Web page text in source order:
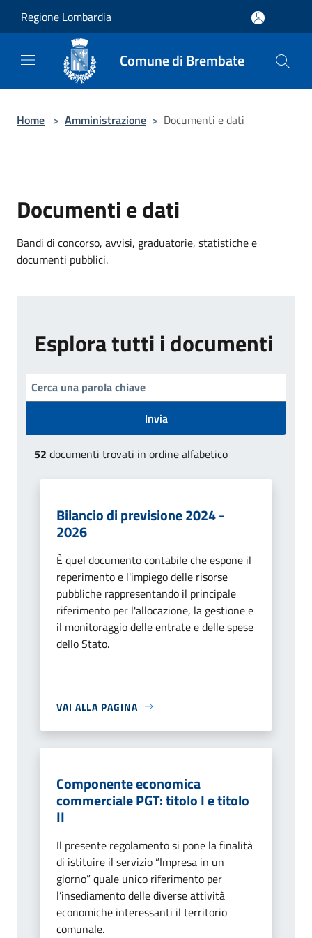
Regione Lombardia
Comune di Brembate
Home > Amministrazione > Documenti e dati
Documenti e dati
Bandi di concorso, avvisi, graduatorie, statistiche e
documenti pubblici.
Esplora tutti i documenti
Invia
52 documenti trovati in ordine alfabetico
Bilancio di previsione 2024 -
2026
È quel documento contabile che espone il
reperimento e l'impiego delle risorse
pubbliche rappresentando il principale
riferimento per l'allocazione, la gestione e
il monitoraggio delle entrate e delle spese
dello Stato.
VAI ALLA PAGINA
Componente economica
commerciale PGT: titolo I e titolo
II
Il presente regolamento si pone la finalità
di istituire il servizio “Impresa in un
giorno” quale unico riferimento per
l’insediamento delle diverse attività
economiche interessanti il territorio
comunale.